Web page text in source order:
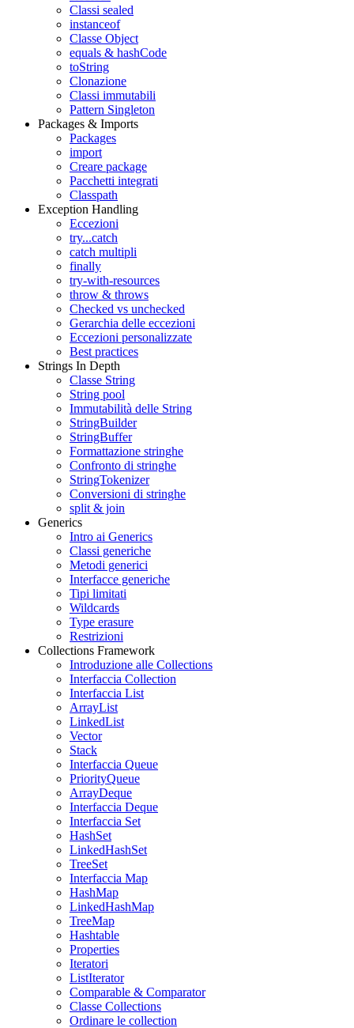
Classi sealed
instanceof
Classe Object
equals & hashCode
toString
Clonazione
Classi immutabili
Pattern Singleton
Packages & Imports
Packages
import
Creare package
Pacchetti integrati
Classpath
Exception Handling
Eccezioni
try...catch
catch multipli
finally
try-with-resources
throw & throws
Checked vs unchecked
Gerarchia delle eccezioni
Eccezioni personalizzate
Best practices
Strings In Depth
Classe String
String pool
Immutabilità delle String
StringBuilder
StringBuffer
Formattazione stringhe
Confronto di stringhe
StringTokenizer
Conversioni di stringhe
split & join
Generics
Intro ai Generics
Classi generiche
Metodi generici
Interfacce generiche
Tipi limitati
Wildcards
Type erasure
Restrizioni
Collections Framework
Introduzione alle Collections
Interfaccia Collection
Interfaccia List
ArrayList
LinkedList
Vector
Stack
Interfaccia Queue
PriorityQueue
ArrayDeque
Interfaccia Deque
Interfaccia Set
HashSet
LinkedHashSet
TreeSet
Interfaccia Map
HashMap
LinkedHashMap
TreeMap
Hashtable
Properties
Iteratori
ListIterator
Comparable & Comparator
Classe Collections
Ordinare le collection